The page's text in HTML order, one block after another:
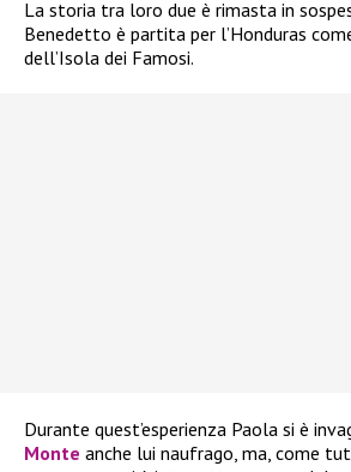
La storia tra loro due è rimasta in
Benedetto è partita per l’Honduras
dell’Isola dei Famosi.
Durante quest’esperienza Paola si è
Monte anche lui naufrago, ma, come